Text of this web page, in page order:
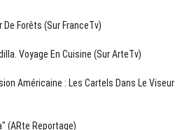
De Forêts (sur FranceTv)
Voyage En Cuisine (sur ArteTv)
Américaine : Les Cartels Dans Le Viseur
(ARte Reportage)